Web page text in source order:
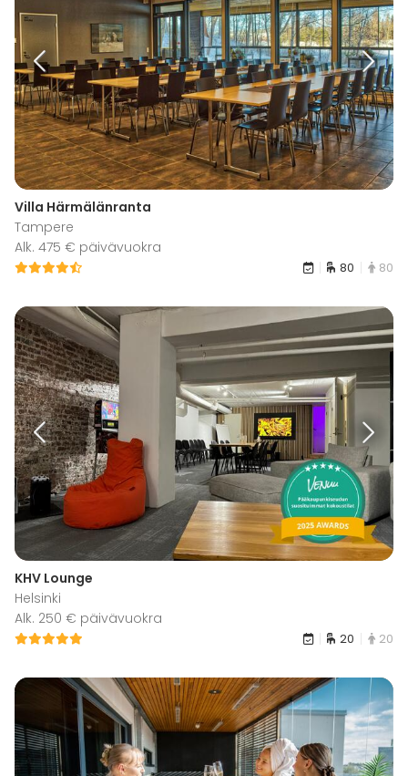
Villa Härmälänranta
Tampere
Alk. 475 € päivävuokra
80 80
KHV Lounge
Helsinki
Alk. 250 € päivävuokra
20 20